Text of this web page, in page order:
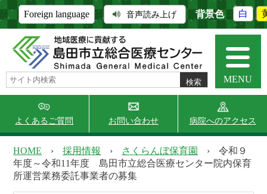
Foreign language 音声読み上げ 背景色 白
MENU
よくあるご質問 お問い合わせ 病院へのアクセス
当院について
HOME › 採用情報 › さくらんぼ保育園 ›
令和９
年度～令和11年度 島田市立総合医療センター院内保育
所運営業務委託事業者の募集